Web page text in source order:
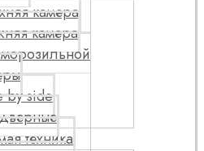
камера
камера
by side
техника